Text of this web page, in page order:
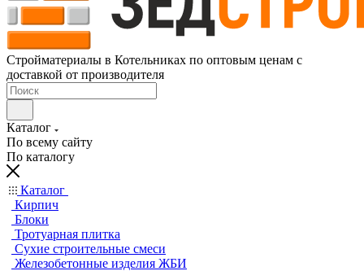
Стройматериалы в Котельниках по оптовым ценам с
доставкой от производителя
Каталог
По всему сайту
По каталогу
Каталог
Кирпич
Блоки
Тротуарная плитка
Сухие строительные смеси
Железобетонные изделия ЖБИ